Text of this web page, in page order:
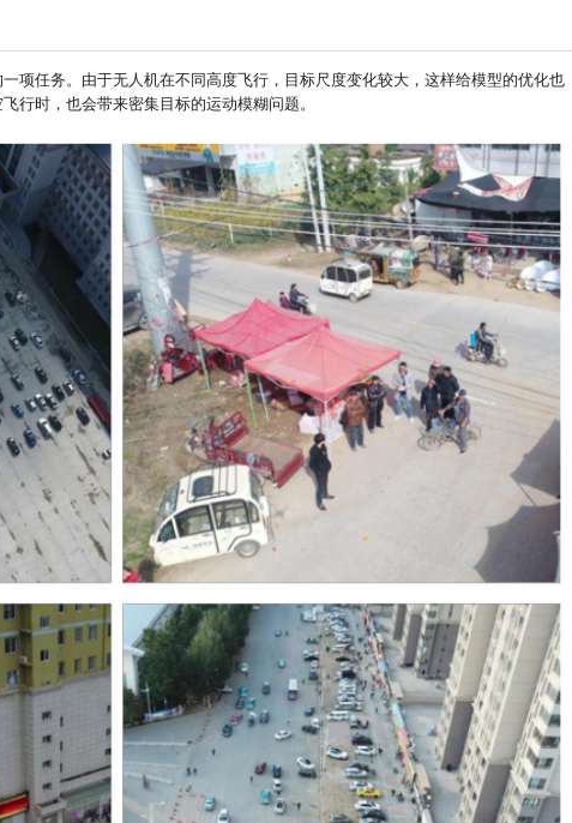
项任务。由于无人机在不同高度飞行，目标尺度变化较大，这样给模型的优化也
行时，也会带来密集目标的运动模糊问题。